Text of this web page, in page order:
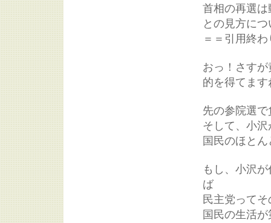
首相の再選
との見方に
＝＝引用終
おっ！さす
的を得てます
先の参院選
そして、小
国民のほと
もし、小沢
ば
民主党って
国民の生活